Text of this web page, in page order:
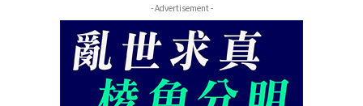
- Advertisement -